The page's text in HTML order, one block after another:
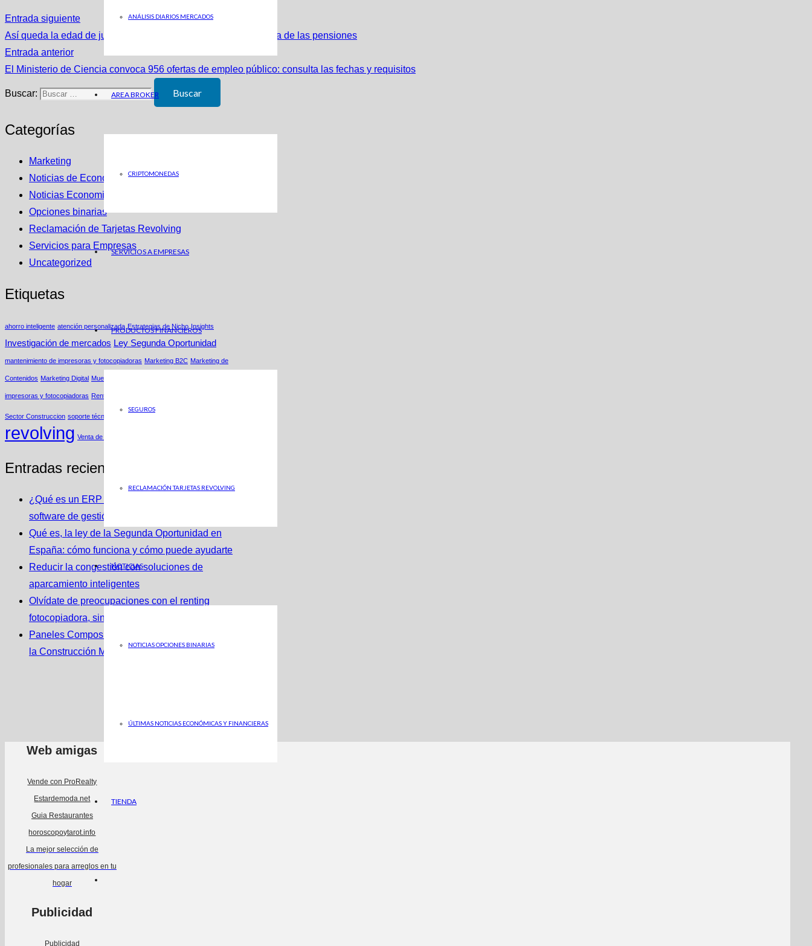
ANÁLISIS DIARIOS MERCADOS
AREA BROKER
CRIPTOMONEDAS
SERVICIOS A EMPRESAS
PRODUCTOS FINANCIEROS
SEGUROS
RECLAMACIÓN TARJETAS REVOLVING
NOTICIAS
NOTICIAS OPCIONES BINARIAS
ÚLTIMAS NOTICIAS ECONÓMICAS Y FINANCIERAS
TIENDA
Entrada siguiente
Así queda la edad de jubilación en España con la nueva reforma de las pensiones
Entrada anterior
El Ministerio de Ciencia convoca 956 ofertas de empleo público: consulta las fechas y requisitos
Buscar:
Categorías
Marketing
Noticias de Economia en ABC
Noticias Economicas
Opciones binarias
Reclamación de Tarjetas Revolving
Servicios para Empresas
Uncategorized
Etiquetas
ahorro inteligente atención personalizada Estrategias de Nicho Insights
Investigación de mercados Ley Segunda Oportunidad
mantenimiento de impresoras y fotocopiadoras Marketing B2C Marketing de
Contenidos Marketing Digital Muestras productos
impresoras y fotocopiadoras Renting Fotocopiadoras
Sector Construccion soporte técnico
Tarjetas
revolving Venta de Bases de Datos
Entradas recientes
¿Qué es un ERP y cómo se integra con un
software de gestión de almacenes?
Qué es, la ley de la Segunda Oportunidad en
España: cómo funciona y cómo puede ayudarte
Reducir la congestión con soluciones de
aparcamiento inteligentes
Olvídate de preocupaciones con el renting
fotocopiadora, sin inversión inicial
Paneles Composite: Innovación y Eficiencia en
la Construcción Moderna
Web amigas
Vende con ProRealty
Estardemoda.net
Guia Restaurantes
horoscopoytarot.info
La mejor selección de
profesionales para arreglos en tu
hogar
Publicidad
Publicidad